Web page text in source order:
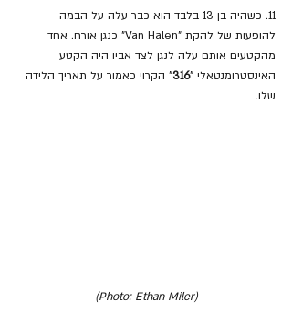
11. כשהיה בן 13 בלבד הוא כבר עלה על הבמה
להופעות של להקת "Van Halen" כנגן אורח. אחד
מהקטעים אותם עלה לנגן לצד אביו היה הקטע
האינסטרומנטאלי "316" הקרוי כאמור על תאריך הלידה
שלו.
(Photo: Ethan Miler)